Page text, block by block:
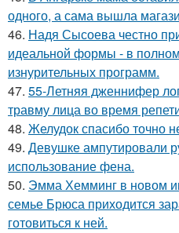
одного, а сама вышла
46. Надя Сысоева честно
идеальной формы - в полном
изнурительных программ.
47. 55-Летняя дженнифер
травму лица во время
48. Желудок спасибо точно
49. Девушке ампутировали
использование фена.
50. Эмма Хемминг в новом
семье Брюса приходится
готовиться к ней.